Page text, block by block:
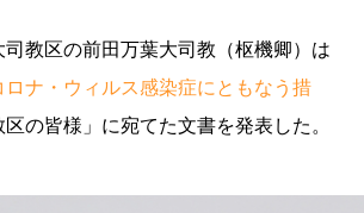
司教区の前田万葉大司教（枢機卿）は
ロナ・ウィルス感染症にともなう措
区の皆様」に宛てた文書を発表した。